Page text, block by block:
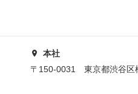
本社
〒150-0031 東京都渋谷区